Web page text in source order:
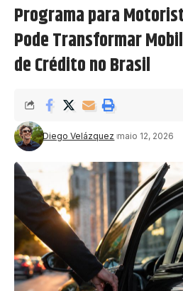
Programa para
Pode Transformar
de Crédito no Brasil
Diego Velázquez maio 12, 2026